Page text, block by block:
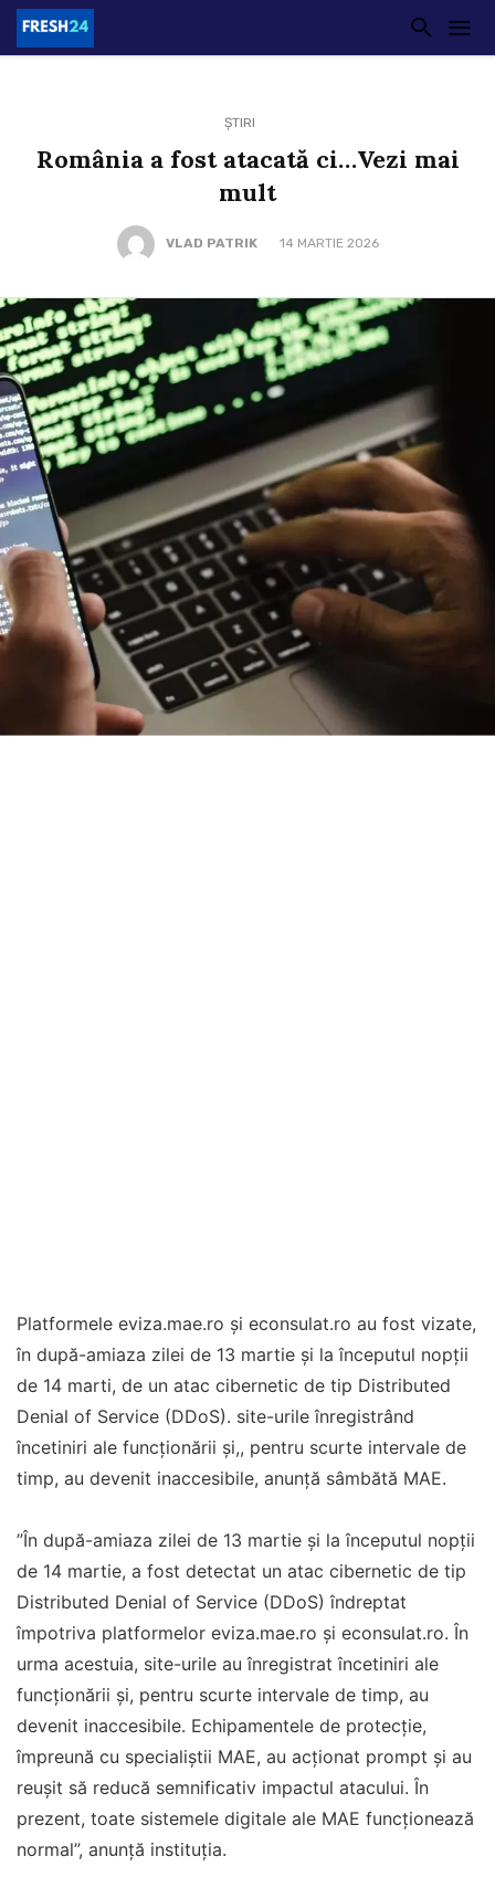
ȘTIRI
România a fost atacată ci…Vezi mai
mult
VLAD PATRIK 14 MARTIE 2026
Platformele eviza.mae.ro şi econsulat.ro au fost vizate,
în după-amiaza zilei de 13 martie şi la începutul nopţii
de 14 marti, de un atac cibernetic de tip Distributed
Denial of Service (DDoS). site-urile înregistrând
încetiniri ale funcţionării şi,, pentru scurte intervale de
timp, au devenit inaccesibile, anunţă sâmbătă MAE.
”În după-amiaza zilei de 13 martie şi la începutul nopţii
de 14 martie, a fost detectat un atac cibernetic de tip
Distributed Denial of Service (DDoS) îndreptat
împotriva platformelor eviza.mae.ro şi econsulat.ro. În
urma acestuia, site-urile au înregistrat încetiniri ale
funcţionării şi, pentru scurte intervale de timp, au
devenit inaccesibile. Echipamentele de protecţie,
împreună cu specialiştii MAE, au acţionat prompt şi au
reuşit să reducă semnificativ impactul atacului. În
prezent, toate sistemele digitale ale MAE funcţionează
normal”, anunţă instituţia.